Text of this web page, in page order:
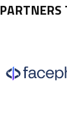
PARTNERS